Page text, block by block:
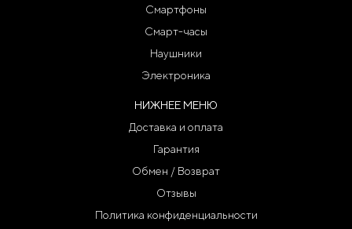
Смартфоны
Смарт-часы
Наушники
Электроника
НИЖНЕЕ МЕНЮ
Доставка и оплата
Гарантия
Обмен / Возврат
Отзывы
Политика конфиденциальности